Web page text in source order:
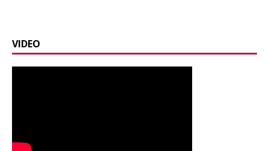
VIDEO